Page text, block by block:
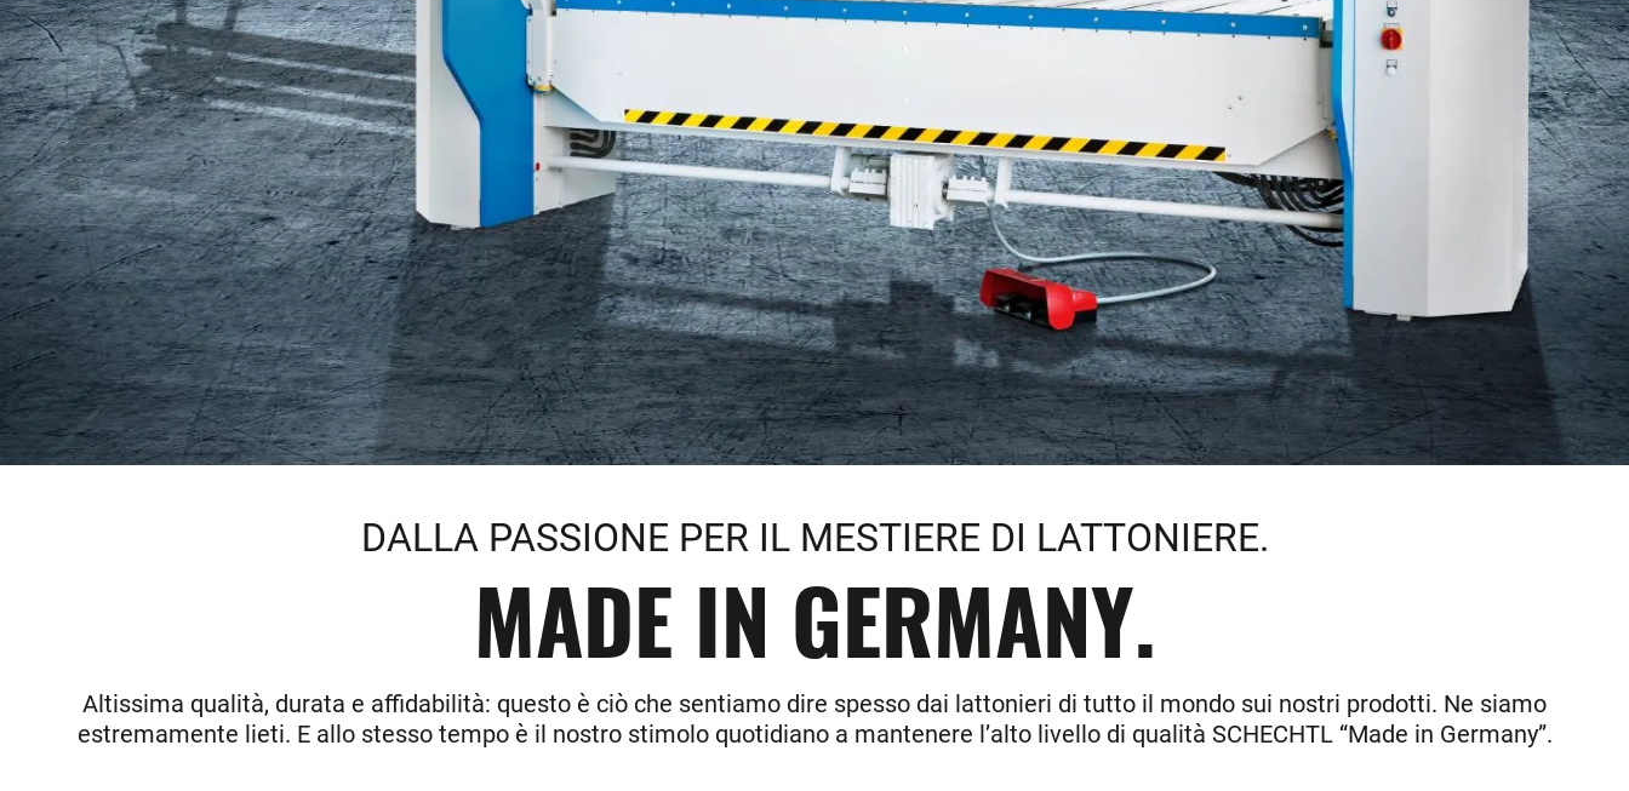
DALLA PASSIONE PER IL MESTIERE DI LATTONIERE.
MADE IN GERMANY.
Altissima qualità, durata e affidabilità: questo è ciò che sentiamo dire spesso dai lattonieri di tutto il mondo sui nostri prodotti. Ne siamo
estremamente lieti. E allo stesso tempo è il nostro stimolo quotidiano a mantenere l’alto livello di qualità SCHECHTL “Made in Germany”.